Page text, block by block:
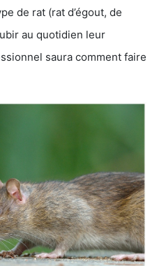
de rat (rat d’égout, de
au quotidien leur
saura comment faire